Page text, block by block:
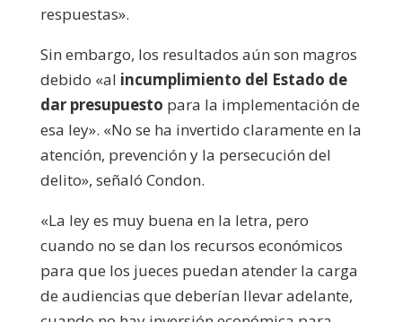
respuestas».
Sin embargo, los resultados aún son magros
debido «al incumplimiento del Estado de
dar presupuesto para la implementación de
esa ley». «No se ha invertido claramente en la
atención, prevención y la persecución del
delito», señaló Condon.
«La ley es muy buena en la letra, pero
cuando no se dan los recursos económicos
para que los jueces puedan atender la carga
de audiencias que deberían llevar adelante,